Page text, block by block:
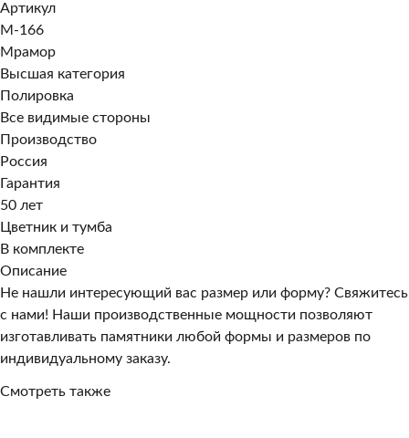
Артикул
M-166
Мрамор
Высшая категория
Полировка
Все видимые стороны
Производство
Россия
Гарантия
50 лет
Цветник и тумба
В комплекте
Описание
Не нашли интересующий вас размер или форму? Свяжитесь
с нами! Наши производственные мощности позволяют
изготавливать памятники любой формы и размеров по
индивидуальному заказу.
Смотреть также